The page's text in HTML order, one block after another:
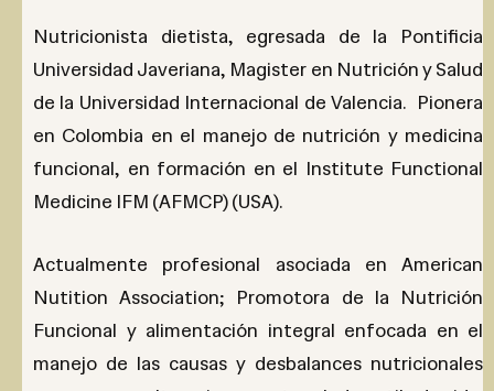
Nutricionista dietista, egresada de la Pontificia
Universidad Javeriana, Magister en Nutrición y Salud
de la Universidad Internacional de Valencia. Pionera
en Colombia en el manejo de nutrición y medicina
funcional, en formación en el Institute Functional
Medicine IFM (AFMCP) (USA).
Actualmente profesional asociada en American
Nutition Association; Promotora de la Nutrición
Funcional y alimentación integral enfocada en el
manejo de las causas y desbalances nutricionales